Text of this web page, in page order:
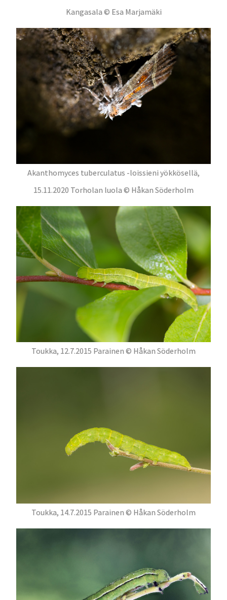
Kangasala © Esa Marjamäki
Akanthomyces tuberculatus -loissieni yökkösellä,
15.11.2020 Torholan luola © Håkan Söderholm
Toukka, 12.7.2015 Parainen © Håkan Söderholm
Toukka, 14.7.2015 Parainen © Håkan Söderholm